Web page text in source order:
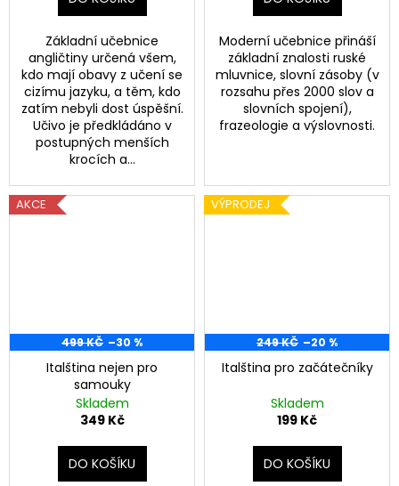
o
d
Základní učebnice
angličtiny určená všem,
kdo mají obavy z učení se
cizímu jazyku, a těm, kdo
zatím nebyli dost úspěšní.
Učivo je předkládáno v
postupných menších
krocích a...
Moderní učebnice přináší
základní znalosti ruské
mluvnice, slovní zásoby (v
rozsahu přes 2000 slov a
slovních spojení),
frazeologie a výslovnosti.
AKCE
499 KČ –30 %
Italština nejen pro
samouky
Skladem
349 Kč
DO KOŠÍKU
VÝPRODEJ
249 KČ –20 %
Italština pro začátečníky
Skladem
199 Kč
DO KOŠÍKU
í
t
?